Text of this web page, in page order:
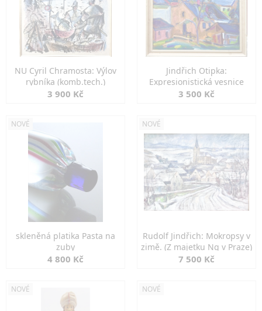
NU Cyril Chramosta: Výlov
rybníka (komb.tech.)
3 900 Kč
Jindřich Otipka:
Expresionistická vesnice
3 500 Kč
NOVÉ
skleněná platika Pasta na
zuby
4 800 Kč
NOVÉ
Rudolf Jindřich: Mokropsy v
zimě. (Z majetku Ng v Praze)
7 500 Kč
NOVÉ NOVÉ